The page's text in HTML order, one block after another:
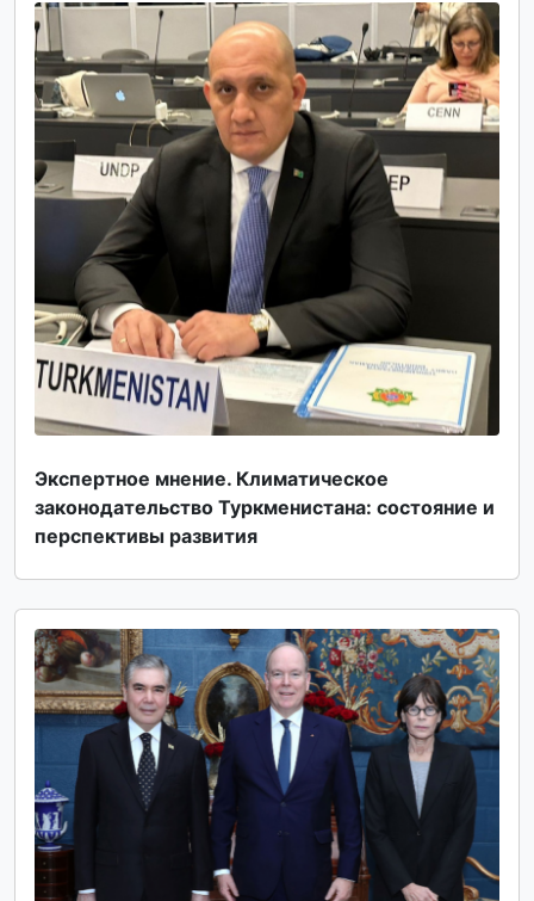
Экспертное мнение. Климатическое
законодательство Туркменистана: состояние и
перспективы развития